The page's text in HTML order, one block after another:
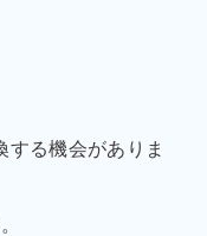
る機会がありま